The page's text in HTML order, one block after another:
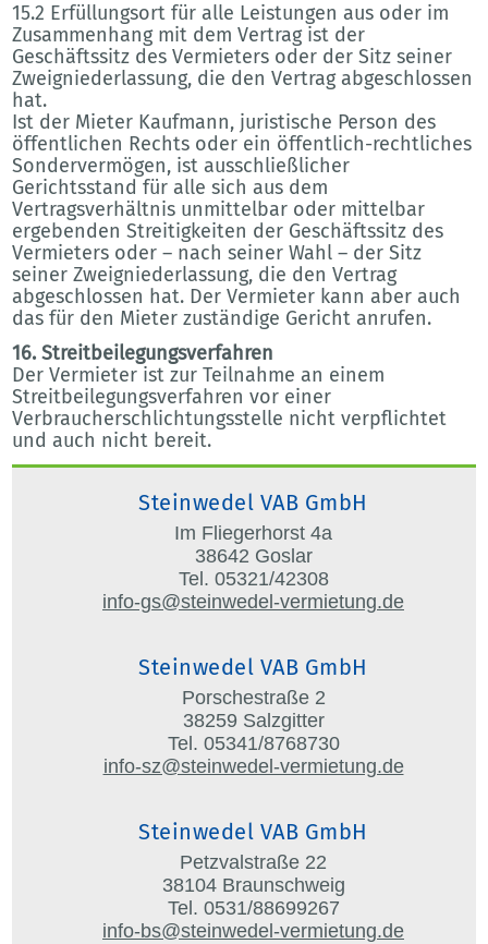
15.2 Erfüllungsort für alle Leistungen aus oder im
Zusammenhang mit dem Vertrag ist der
Geschäftssitz des Vermieters oder der Sitz seiner
Zweigniederlassung, die den Vertrag abgeschlossen
hat.
Ist der Mieter Kaufmann, juristische Person des
öffentlichen Rechts oder ein öffentlich-rechtliches
Sondervermögen, ist ausschließlicher
Gerichtsstand für alle sich aus dem
Vertragsverhältnis unmittelbar oder mittelbar
ergebenden Streitigkeiten der Geschäftssitz des
Vermieters oder – nach seiner Wahl – der Sitz
seiner Zweigniederlassung, die den Vertrag
abgeschlossen hat. Der Vermieter kann aber auch
das für den Mieter zuständige Gericht anrufen.
16. Streitbeilegungsverfahren
Der Vermieter ist zur Teilnahme an einem
Streitbeilegungsverfahren vor einer
Verbraucherschlichtungsstelle nicht verpflichtet
und auch nicht bereit.
Steinwedel VAB GmbH
Im Fliegerhorst 4a
38642 Goslar
Tel. 05321/42308
info-gs@steinwedel-vermietung.de
Steinwedel VAB GmbH
Porschestraße 2
38259 Salzgitter
Tel. 05341/8768730
info-sz@steinwedel-vermietung.de
Steinwedel VAB GmbH
Petzvalstraße 22
38104 Braunschweig
Tel. 0531/88699267
info-bs@steinwedel-vermietung.de